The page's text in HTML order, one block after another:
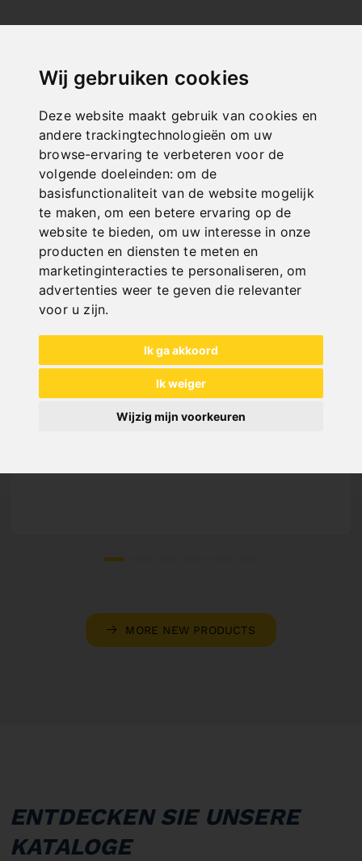
Wij gebruiken cookies
Deze website maakt gebruik van cookies en
andere trackingtechnologieën om uw
browse-ervaring te verbeteren voor de
volgende doeleinden:om de
basisfunctionaliteit van de website mogelijk
te maken,om een betere ervaring op de
website te bieden, om uw interesse in onze
producten en diensten te meten en
marketinginteracties te personaliseren,om
advertenties weer te geven die relevanter
voor u zijn.
Ik ga akkoord
Ik weiger
Wijzig mijn voorkeuren
SAW BAND BIFLEX 4290 X 34 X 1,1 - VARIO
Art. No. : 47-1283
MORE NEW PRODUCTS
ENTDECKEN SIE UNSERE
KATALOGE